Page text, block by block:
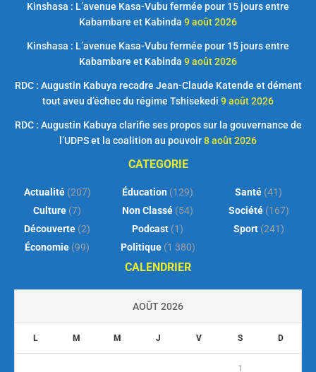
Kinshasa : L’avenue Kasa-Vubu fermée pour 15 jours entre
Kabambare et Kabinda 9 août 2026
Kinshasa : L’avenue Kasa-Vubu fermée pour 15 jours entre
Kabambare et Kabinda 9 août 2026
RDC : Augustin Kabuya recadre Jean-Claude Katende et dément
tout aveu d’échec du régime Tshisekedi 9 août 2026
RDC : Augustin Kabuya clarifie ses propos sur la gouvernance de
l’UDPS et la coalition au pouvoir8 août 2026
CATEGORIE
Actualité(207)
Culture (7)
Découverte (2)
Économie (99)
Éducation (129)
Non Classé (54)
Podcast (1)
Politique(1 380)
Santé (41)
Société(167)
Sport(241)
CALENDRIER
AOÛT 2026
L M M J V S D
1